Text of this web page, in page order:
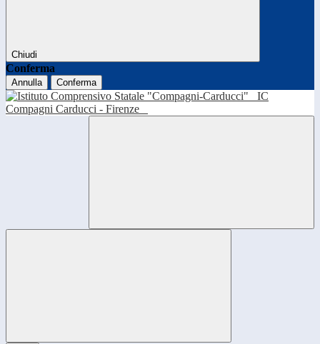
Chiudi
Conferma
Annulla Conferma
IC
Compagni Carducci - Firenze